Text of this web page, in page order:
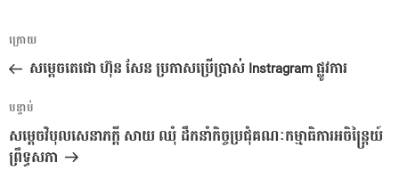
ការ​
នាំទិស​
ប្រកាស
អត្ថបទ
មុន
ក្រោយ
សម្តេចតេជោ ហ៊ុន សែន ប្រកាសប្រើប្រាស់ Instragram ផ្លូវការ
អត្ថបទ
បន្ទាប់
បន្ទាប់
សម្តេចវិបុលសេនាភក្តី សាយ ឈុំ ដឹកនាំកិច្ចប្រជុំគណៈកម្មាធិការអចិន្ត្រៃយ៍
ព្រឹទ្ធសភា